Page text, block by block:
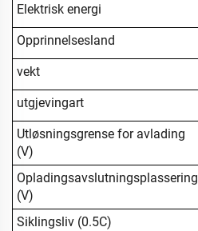
Elektrisk energi
Opprinnelsesland
vekt
utgjevingart
Utløsningsgrense for avlading
(V)
Opladingsavslutningsplassering
(V)
Siklingsliv (0.5C)